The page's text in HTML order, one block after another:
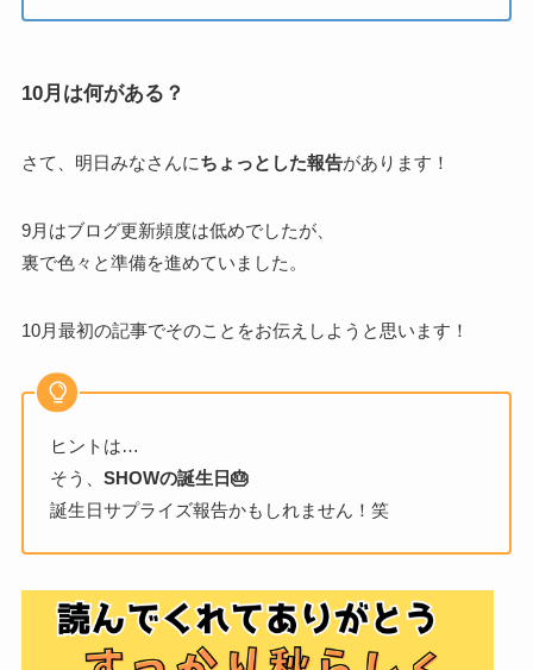
10月は何がある？
さて、明日みなさんにちょっとした報告があります！
9月はブログ更新頻度は低めでしたが、
裏で色々と準備を進めていました。
10月最初の記事でそのことをお伝えしようと思います！
ヒントは…
そう、SHOWの誕生日🎂
誕生日サプライズ報告かもしれません！笑